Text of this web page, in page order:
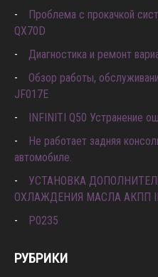
Проблема с прокачкой
QX70D
Диагностика и ремонт
Обзор работы,
JF017E
INFINITI Q50 Устранение
Не работает задняя
автомобиле.
УСТАНОВКА
ОХЛАЖДЕНИЯ МАСЛА АКПП
P0235
РУБРИКИ